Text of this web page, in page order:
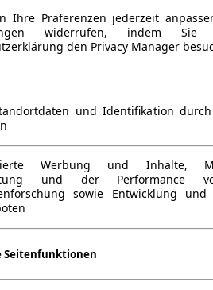
Ihre Präferenzen jederzeit
widerrufen, indem
den Privacy Manager
und Identifikation
Werbung und Inhalte,
und der Performance
sowie Entwicklung und
Seitenfunktionen
2015
Angebote
Sun / 1.Hand Xenon Navi